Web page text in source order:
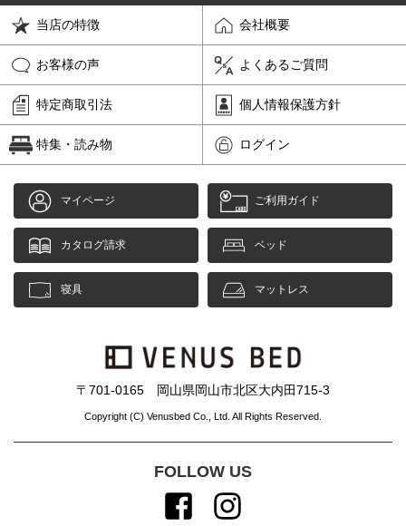
当店の特徴 会社概要
お客様の声 よくあるご質問
特定商取引法 個人情報保護方針
特集・読み物 ログイン
マイページ ご利用ガイド
カタログ請求 ベッド
寝具 マットレス
〒701-0165 岡山県岡山市北区大内田715-3
Copyright (C) Venusbed Co., Ltd. All Rights Reserved.
FOLLOW US